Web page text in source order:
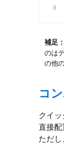
補足：
のは
の他
コ
クイ
直接配
ただ